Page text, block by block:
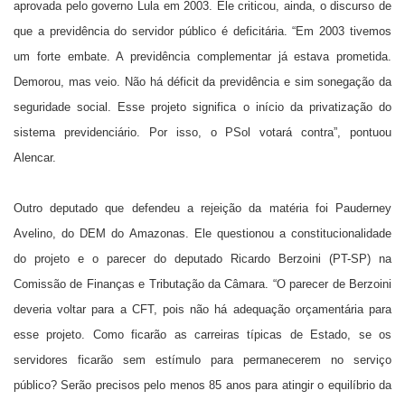
aprovada pelo governo Lula em 2003. Ele criticou, ainda, o discurso de
que a previdência do servidor público é deficitária. “Em 2003 tivemos
um forte embate. A previdência complementar já estava prometida.
Demorou, mas veio. Não há déficit da previdência e sim sonegação da
seguridade social. Esse projeto significa o início da privatização do
sistema previdenciário. Por isso, o PSol votará contra”, pontuou
Alencar.
Outro deputado que defendeu a rejeição da matéria foi Pauderney
Avelino, do DEM do Amazonas. Ele questionou a constitucionalidade
do projeto e o parecer do deputado Ricardo Berzoini (PT-SP) na
Comissão de Finanças e Tributação da Câmara. “O parecer de Berzoini
deveria voltar para a CFT, pois não há adequação orçamentária para
esse projeto. Como ficarão as carreiras típicas de Estado, se os
servidores ficarão sem estímulo para permanecerem no serviço
público? Serão precisos pelo menos 85 anos para atingir o equilíbrio da